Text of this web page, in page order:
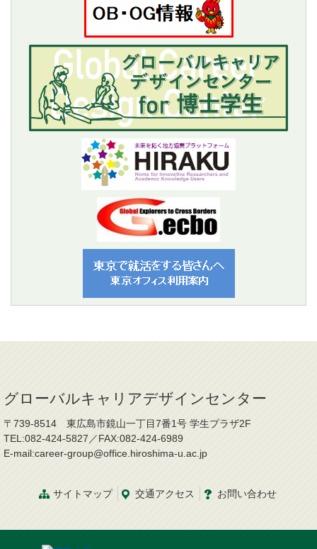
グローバルキャリアデザインセンター
〒739-8514 東広島市鏡山一丁目7番1号 学生プラザ2F
TEL:082-424-5827／FAX:082-424-6989
E-mail:career-group@office.hiroshima-u.ac.jp
サイトマップ 交通アクセス お問い合わせ